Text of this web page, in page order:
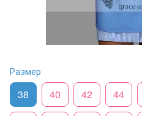
Размер
38 40 42 44